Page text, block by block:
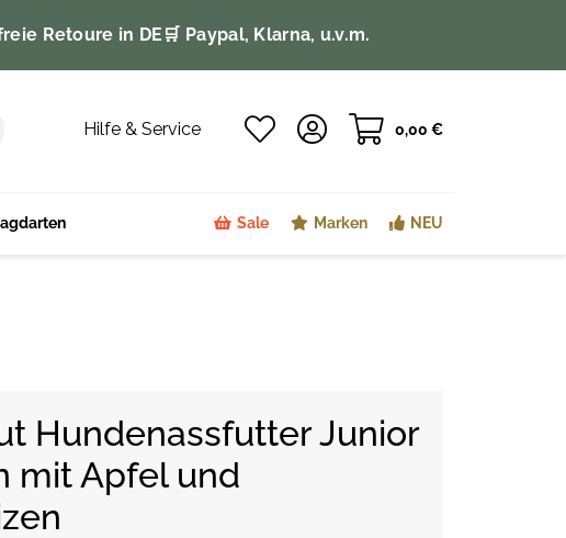
Retoure in DE 🛒 Paypal, Klarna, u.v.m.
Hilfe & Service 0,00 €
Sale Marken NEU
Hundenassfutter Junior
mit Apfel und